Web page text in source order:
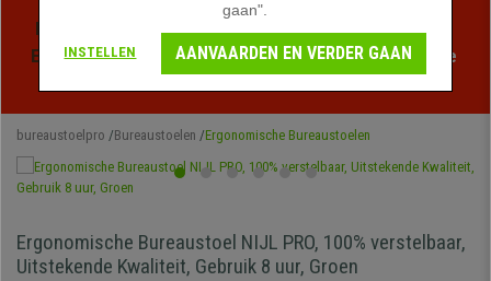
Profiteer van de Zomeruitverkoop bij bureaustoelpro!
Exclusieve kortingen voor een beperkte tijd - Bekijk de
bureaustoelpro Bureaustoelen Ergonomische Bureaustoelen
Ergonomische Bureaustoel NIJL PRO, 100% verstelbaar,
Uitstekende Kwaliteit, Gebruik 8 uur, Groen
gaan".
INSTELLEN AANVAARDEN EN VERDER GAAN